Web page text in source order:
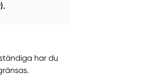
har du